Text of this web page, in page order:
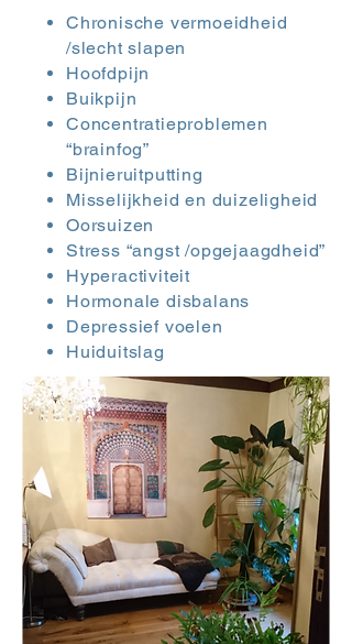
Chronische vermoeidheid
/slecht slapen
Hoofdpijn
Buikpijn
Concentratieproblemen
“brainfog”
Bijnieruitputting
Misselijkheid en duizeligheid
Oorsuizen
Stress “angst /opgejaagdheid”
Hyperactiviteit
Hormonale disbalans
Depressief voelen
Huiduitslag